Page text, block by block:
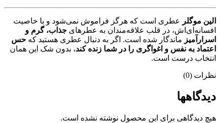
الین موگلر عطری است که هرگز فراموش نمی‌شود و با خاصیت
افسانه‌ای‌اش، در قلب علاقه‌مندان به عطرهای جذاب، گرم و
اسرارآمیز ماندگار شده است. اگر به دنبال عطری هستید که حس
اعتماد به نفس و اغواگری را در شما زنده کند، بدون شک این همان
انتخاب درست است.
نظرات (0)
دیدگاهها
هیچ دیدگاهی برای این محصول نوشته نشده است.